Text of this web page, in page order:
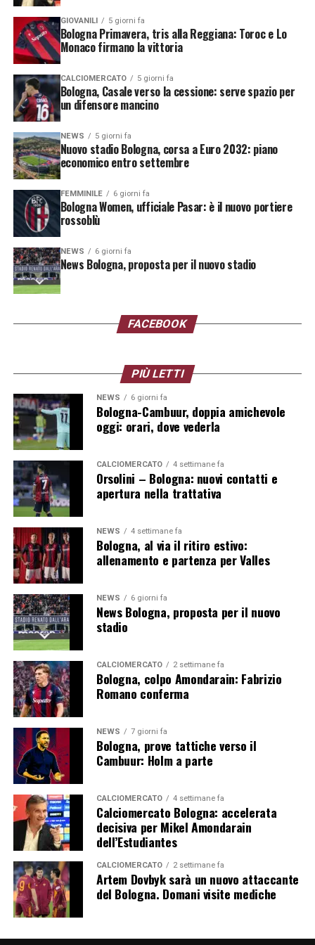
opportunità nei campionati dove possono accumulare
esperienza e minuti. Il club rossoblù continua così il
lavoro di costruzione del futuro, mantenendo alta
l’attenzione sul mercato in entrata e in uscita durante
questa sessione estiva.
GIOVANILI 5 giorni fa
Bologna Primavera, tris alla Reggiana: Toroc e Lo
Monaco firmano la vittoria
CALCIOMERCATO 5 giorni fa
Bologna, Casale verso la cessione: serve spazio per
un difensore mancino
NEWS 5 giorni fa
Nuovo stadio Bologna, corsa a Euro 2032: piano
economico entro settembre
FEMMINILE 6 giorni fa
Bologna Women, ufficiale Pasar: è il nuovo portiere
rossoblù
NEWS 6 giorni fa
News Bologna, proposta per il nuovo stadio
FACEBOOK
PIÙ LETTI
NEWS 6 giorni fa
Bologna-Cambuur, doppia amichevole
oggi: orari, dove vederla
CALCIOMERCATO 4 settimane fa
Orsolini – Bologna: nuovi contatti e
apertura nella trattativa
NEWS 4 settimane fa
Bologna, al via il ritiro estivo:
allenamento e partenza per Valles
NEWS 6 giorni fa
News Bologna, proposta per il nuovo
stadio
CALCIOMERCATO 2 settimane fa
Bologna, colpo Amondarain: Fabrizio
Romano conferma
NEWS 7 giorni fa
Bologna, prove tattiche verso il
Cambuur: Holm a parte
CALCIOMERCATO 4 settimane fa
Calciomercato Bologna: accelerata
decisiva per Mikel Amondarain
dell’Estudiantes
CALCIOMERCATO 2 settimane fa
Artem Dovbyk sarà un nuovo attaccante
del Bologna. Domani visite mediche